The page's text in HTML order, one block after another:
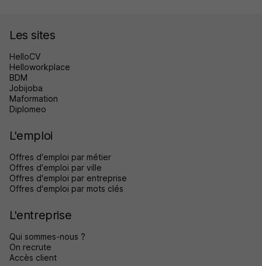
Les sites
HelloCV
Helloworkplace
BDM
Jobijoba
Maformation
Diplomeo
L'emploi
Offres d'emploi par métier
Offres d'emploi par ville
Offres d'emploi par entreprise
Offres d'emploi par mots clés
L'entreprise
Qui sommes-nous ?
On recrute
Accès client